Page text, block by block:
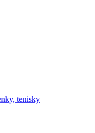
tenisky